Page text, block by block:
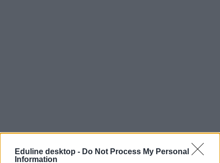
Eduline desktop - Do Not Process My Personal
Information
tanítási nap
szombati tanítási nap